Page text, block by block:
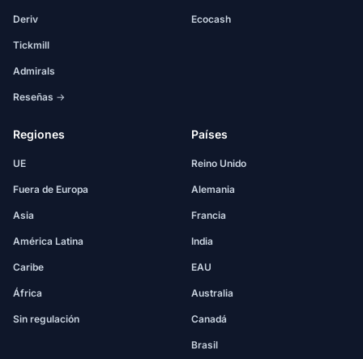
Deriv
Tickmill
Admirals
Reseñas →
Ecocash
Regiones
UE
Fuera de Europa
Asia
América Latina
Caribe
África
Sin regulación
Países
Reino Unido
Alemania
Francia
India
EAU
Australia
Canadá
Brasil